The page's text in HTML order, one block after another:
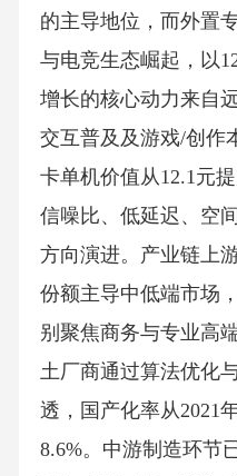
的主导地位，而外置
与电竞生态崛起，以
增长的核心动力来自
交互普及及游戏/创作
卡单机价值从12.1元
信噪比、低延迟、空
方向演进。产业链上
份额主导中低端市场
别聚焦商务与专业高
土厂商通过算法优化
透，国产化率从2021
8.6%。中游制造环节